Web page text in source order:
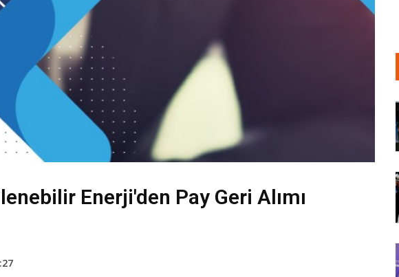
Enerji'den Pay Geri Alımı